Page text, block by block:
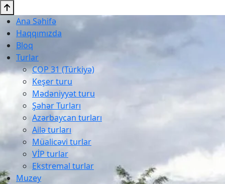
Ana Səhifə
Haqqımızda
Bloq
Turlar
COP 31 (Türkiyə)
Keşer turu
Mədəniyyət turu
Şəhər Turları
Azərbaycan turları
Ailə turları
Müalicəvi turlar
VİP turlar
Ekstremal turlar
Muzey